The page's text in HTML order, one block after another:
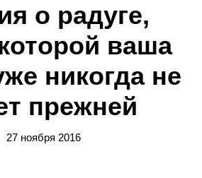
о радуге,
ваша
никогда не
прежней
27 ноября 2016